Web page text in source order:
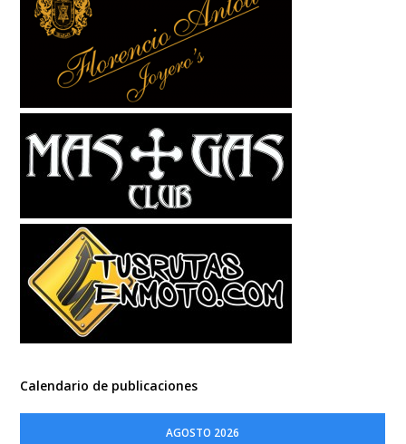
Calendario de publicaciones
AGOSTO 2026